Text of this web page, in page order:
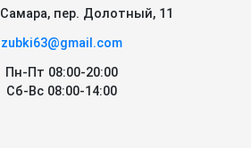
Самара, пер. Долотный, 11
zubki63@gmail.com
Пн-Пт 08:00-20:00
Сб-Вс 08:00-14:00